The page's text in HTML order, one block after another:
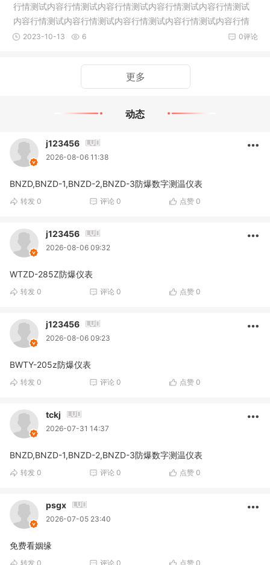
行情测试内容行情测试内容行情测试内容行情测试内容行情测试
内容行情测试内容行情测试内容行情测试内容行情测试内容行情
测试内容
0评论
2023-10-13 6
更多
动态
j123456
2026-08-06 11:38
BNZD,BNZD-1,BNZD-2,BNZD-3防爆数字测温仪表
转发 0 评论 0 点赞 0
j123456
2026-08-06 09:32
WTZD-285Z防爆仪表
转发 0 评论 0 点赞 0
j123456
2026-08-06 09:23
BWTY-205z防爆仪表
转发 0 评论 0 点赞 0
tckj
2026-07-31 14:37
BNZD,BNZD-1,BNZD-2,BNZD-3防爆数字测温仪表
转发 0 评论 0 点赞 0
psgx
2026-07-05 23:40
免费看姻缘
转发 0 评论 0 点赞 0